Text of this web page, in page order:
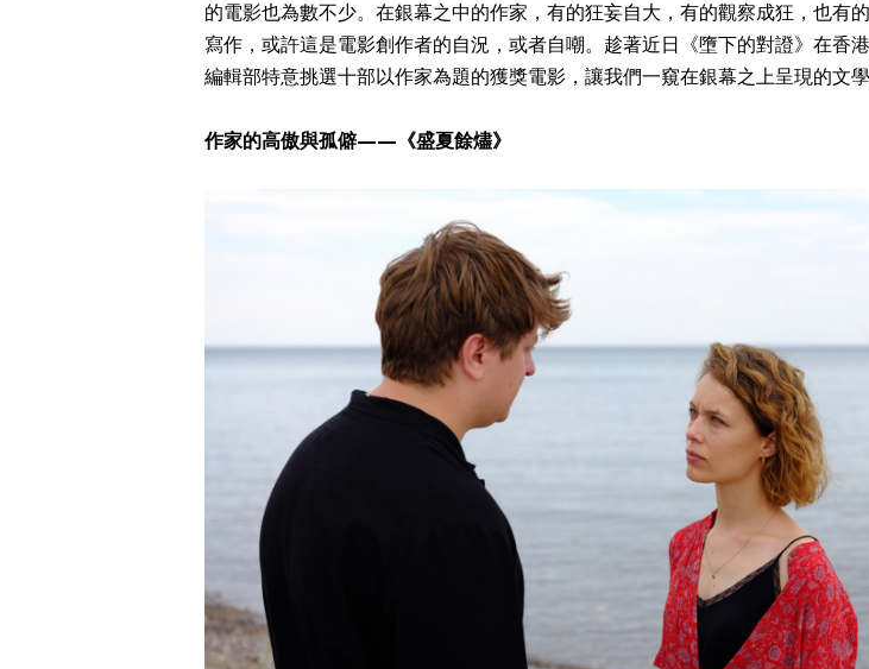
的電影也為數不少。在銀幕之中的作家，有的狂妄自大，有的觀察成狂，也有
寫作，或許這是電影創作者的自況，或者自嘲。趁著近日《墮下的對證》在香港
編輯部特意挑選十部以作家為題的獲獎電影，讓我們一窺在銀幕之上呈現的文學
作家的高傲與孤僻——《盛夏餘燼》